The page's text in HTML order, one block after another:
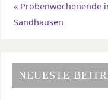
«Probenwochenende
Sandhausen
NEUESTE